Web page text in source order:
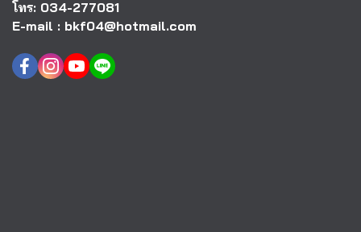
โทร: 034-277081
E-mail : bkf04@hotmail.com